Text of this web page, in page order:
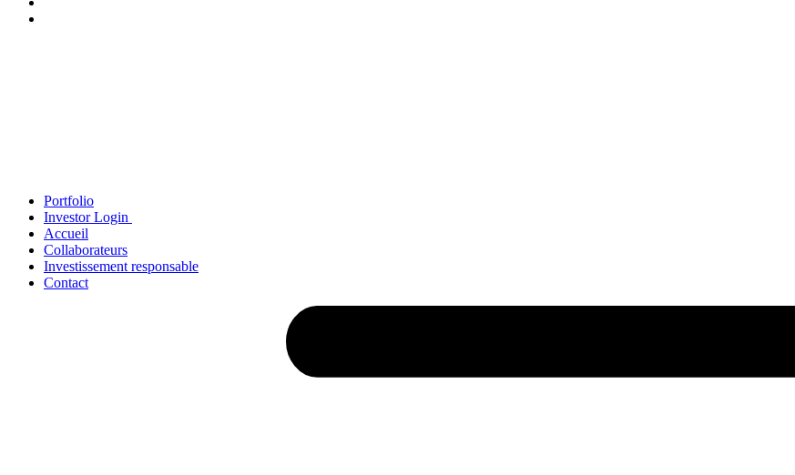
Portfolio
Investor Login
Accueil
Collaborateurs
Investissement responsable
Contact